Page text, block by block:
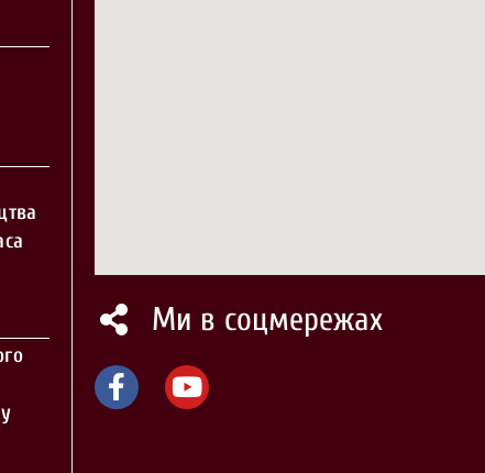
Ми в соцмережах